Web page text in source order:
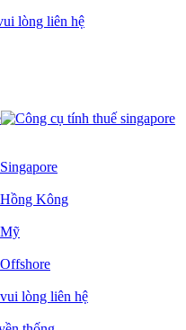
lòng liên hệ
lòng liên hệ